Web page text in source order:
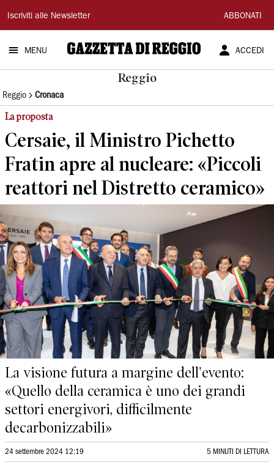
Gazzetta
di
Reggio
Iscriviti alle Newsletter ABBONATI
MENU ACCEDI
Reggio
Reggio Cronaca
La proposta
Cersaie, il Ministro Pichetto
Fratin apre al nucleare: «Piccoli
reattori nel Distretto ceramico»
La visione futura a margine dell'evento:
«Quello della ceramica è uno dei grandi
settori energivori, difficilmente
decarbonizzabili»
24 settembre 2024 12:19 5 MINUTI DI LETTURA